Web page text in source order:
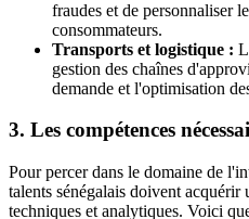
fraudes et de personnaliser
consommateurs.
Transports et logistique :
gestion des chaînes
demande et l'optimisation
3. Les compétences
Pour percer dans le domaine de
talents sénégalais doivent acquérir
techniques et analytiques. Voici